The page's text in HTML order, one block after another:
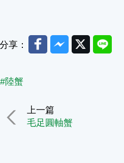
分享： FacebookMessenger
TwitterLine
#陸蟹
上一篇
毛足圓軸蟹